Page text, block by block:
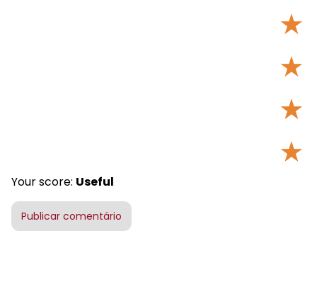
★
★
★
★
Your score: Useful